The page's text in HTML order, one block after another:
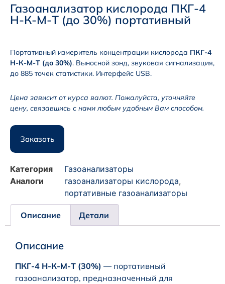
Газоанализатор кислорода ПКГ-4
Н-К-М-Т (до 30%) портативный
Портативный измеритель концентрации кислорода ПКГ-4
Н-К-М-Т (до 30%). Выносной зонд, звуковая сигнализация,
до 885 точек статистики. Интерфейс USB.
Цена зависит от курса валют. Пожалуйста, уточняйте
цену, связавшись с нами любым удобным Вам способом.
Заказать
Категория
Газоанализаторы
Аналоги
газоанализаторы кислорода,
портативные газоанализаторы
Описание Детали
Описание
ПКГ-4 Н-К-М-Т (30%) — портативный
газоанализатор, предназначенный для